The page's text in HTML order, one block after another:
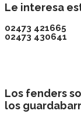
Le interesa
02473 421665
02473 430641
Los fenders
los